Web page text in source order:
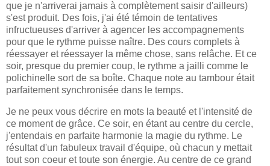
que je n'arriverai jamais à complètement saisir d'ailleurs)
s'est produit. Des fois, j'ai été témoin de tentatives
infructueuses d'arriver à agencer les accompagnements
pour que le rythme puisse naître. Des cours complets à
réessayer et réessayer la même chose, sans relâche. Et ce
soir, presque du premier coup, le rythme a jailli comme le
polichinelle sort de sa boîte. Chaque note au tambour était
parfaitement synchronisée dans le temps.
Je ne peux vous décrire en mots la beauté et l'intensité de
ce moment de grâce. Ce soir, en étant au centre du cercle,
j'entendais en parfaite harmonie la magie du rythme. Le
résultat d'un fabuleux travail d'équipe, où chacun y mettait
tout son coeur et toute son énergie. Au centre de ce grand